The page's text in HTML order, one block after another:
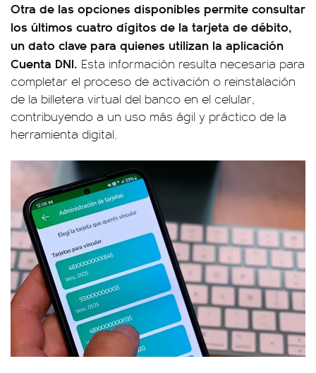
Otra de las opciones disponibles permite consultar
los últimos cuatro dígitos de la tarjeta de débito,
un dato clave para quienes utilizan la aplicación
Cuenta DNI. Esta información resulta necesaria para
completar el proceso de activación o reinstalación
de la billetera virtual del banco en el celular,
contribuyendo a un uso más ágil y práctico de la
herramienta digital.